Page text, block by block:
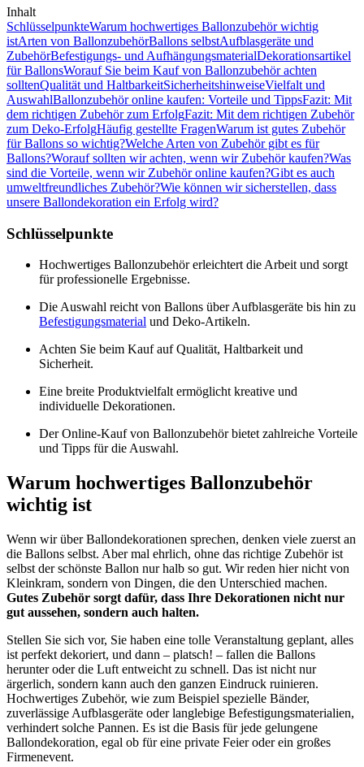
Inhalt
SchlüsselpunkteWarum hochwertiges Ballonzubehör wichtig
istArten von BallonzubehörBallons selbstAufblasgeräte und
ZubehörBefestigungs- und AufhängungsmaterialDekorationsartikel
für BallonsWorauf Sie beim Kauf von Ballonzubehör achten
solltenQualität und HaltbarkeitSicherheitshinweiseVielfalt und
AuswahlBallonzubehör online kaufen: Vorteile und TippsFazit: Mit
dem richtigen Zubehör zum ErfolgFazit: Mit dem richtigen Zubehör
zum Deko-ErfolgHäufig gestellte FragenWarum ist gutes Zubehör
für Ballons so wichtig?Welche Arten von Zubehör gibt es für
Ballons?Worauf sollten wir achten, wenn wir Zubehör kaufen?Was
sind die Vorteile, wenn wir Zubehör online kaufen?Gibt es auch
umweltfreundliches Zubehör?Wie können wir sicherstellen, dass
unsere Ballondekoration ein Erfolg wird?
Schlüsselpunkte
Hochwertiges Ballonzubehör erleichtert die Arbeit und sorgt
für professionelle Ergebnisse.
Die Auswahl reicht von Ballons über Aufblasgeräte bis hin zu
Befestigungsmaterial und Deko-Artikeln.
Achten Sie beim Kauf auf Qualität, Haltbarkeit und
Sicherheit.
Eine breite Produktvielfalt ermöglicht kreative und
individuelle Dekorationen.
Der Online-Kauf von Ballonzubehör bietet zahlreiche Vorteile
und Tipps für die Auswahl.
Warum hochwertiges Ballonzubehör
wichtig ist
Wenn wir über Ballondekorationen sprechen, denken viele zuerst an
die Ballons selbst. Aber mal ehrlich, ohne das richtige Zubehör ist
selbst der schönste Ballon nur halb so gut. Wir reden hier nicht von
Kleinkram, sondern von Dingen, die den Unterschied machen.
Gutes Zubehör sorgt dafür, dass Ihre Dekorationen nicht nur
gut aussehen, sondern auch halten.
Stellen Sie sich vor, Sie haben eine tolle Veranstaltung geplant, alles
ist perfekt dekoriert, und dann – platsch! – fallen die Ballons
herunter oder die Luft entweicht zu schnell. Das ist nicht nur
ärgerlich, sondern kann auch den ganzen Eindruck ruinieren.
Hochwertiges Zubehör, wie zum Beispiel spezielle Bänder,
zuverlässige Aufblasgeräte oder langlebige Befestigungsmaterialien,
verhindert solche Pannen. Es ist die Basis für jede gelungene
Ballondekoration, egal ob für eine private Feier oder ein großes
Firmenevent.